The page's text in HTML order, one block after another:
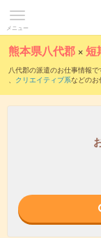
メニュー
熊本県八代郡 ×短
八代郡の派遣のお仕事情報で
、 クリエイティブ系などのお